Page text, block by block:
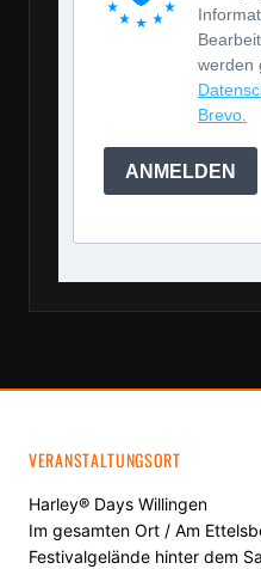
werden
Brevo.
ANMELDEN
VERANSTALTUNGSORT
Harley® Days Willingen
Im gesamten Ort / Am
Festivalgelände hinter dem